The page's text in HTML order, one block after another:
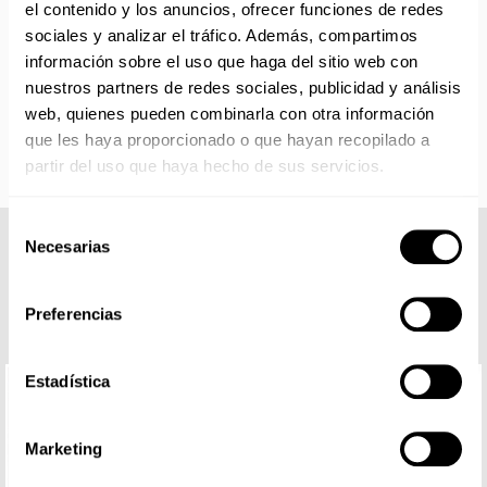
el contenido y los anuncios, ofrecer funciones de redes
sociales y analizar el tráfico. Además, compartimos
información sobre el uso que haga del sitio web con
nuestros partners de redes sociales, publicidad y análisis
web, quienes pueden combinarla con otra información
que les haya proporcionado o que hayan recopilado a
partir del uso que haya hecho de sus servicios.
Necesarias
Preferencias
Estadística
Marketing
partir de la fecha indicada en cada producto según fábrica.
IMPORTANTE PERSONALIZACIONES : EL taller de
bordados y estampados está cerrado en agosto. Se
reanudan las personalizaciones por orden de compra a
partir de septiembre.